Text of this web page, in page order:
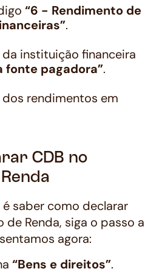
“6 - Rendimento de
.
da instituição financeira
fonte pagadora”.
rendimentos em
CDB no
é saber como declarar
de Renda, siga o passo a
agora:
“Bens e direitos”.